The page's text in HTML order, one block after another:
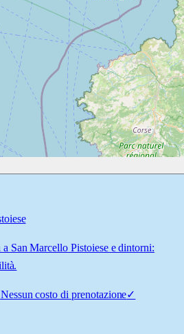
San Marcello Pistoiese e dintorni:
Nessun costo di prenotazione✓